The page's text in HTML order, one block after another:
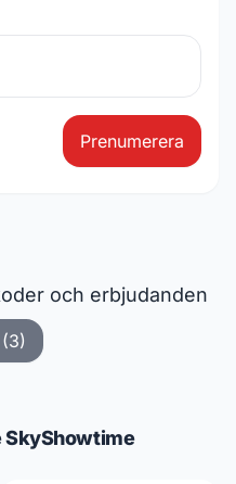
Prenumerera
och erbjudanden
SkyShowtime